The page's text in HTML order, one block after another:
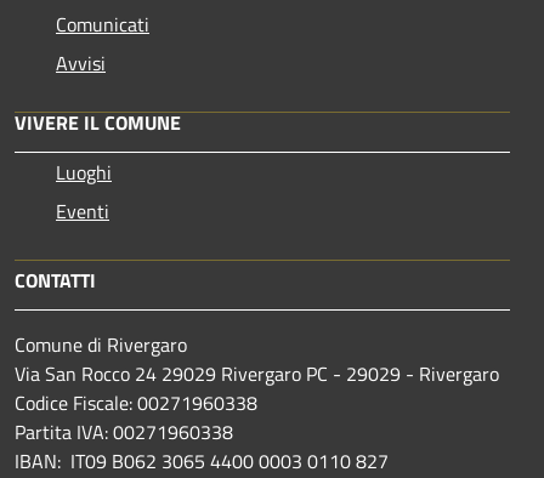
Comunicati
Avvisi
VIVERE IL COMUNE
Luoghi
Eventi
CONTATTI
Comune di Rivergaro
Via San Rocco 24 29029 Rivergaro PC - 29029 - Rivergaro
Codice Fiscale: 00271960338
Partita IVA: 00271960338
IBAN: IT09 B062 3065 4400 0003 0110 827